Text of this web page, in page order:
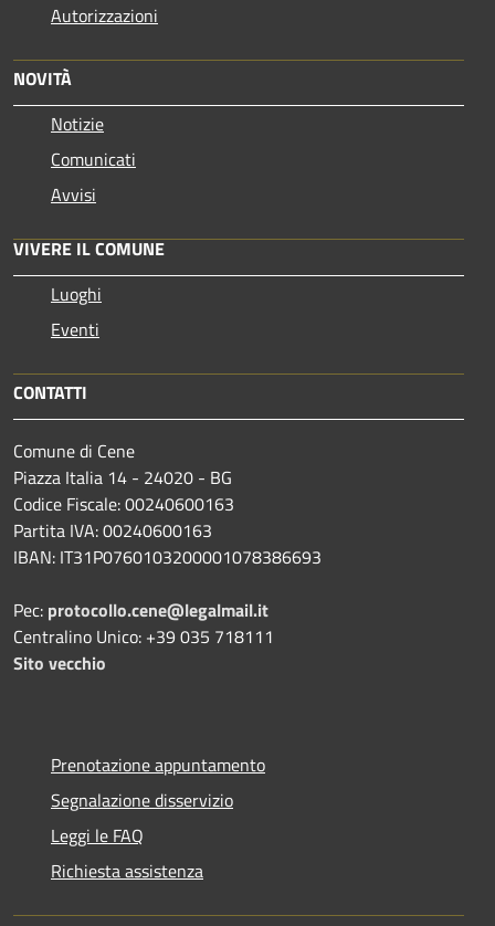
Autorizzazioni
NOVITÀ
Notizie
Comunicati
Avvisi
VIVERE IL COMUNE
Luoghi
Eventi
CONTATTI
Comune di Cene
Piazza Italia 14 - 24020 - BG
Codice Fiscale: 00240600163
Partita IVA: 00240600163
IBAN: IT31P0760103200001078386693
Pec: protocollo.cene@legalmail.it
Centralino Unico: +39 035 718111
Sito vecchio
Prenotazione appuntamento
Segnalazione disservizio
Leggi le FAQ
Richiesta assistenza